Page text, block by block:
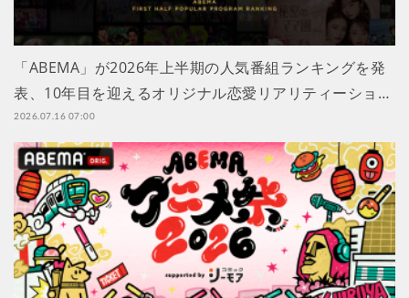
「ABEMA」が2026年上半期の人気番組ランキングを発
表、10年目を迎えるオリジナル恋愛リアリティーショ…
2026.07.16 07:00